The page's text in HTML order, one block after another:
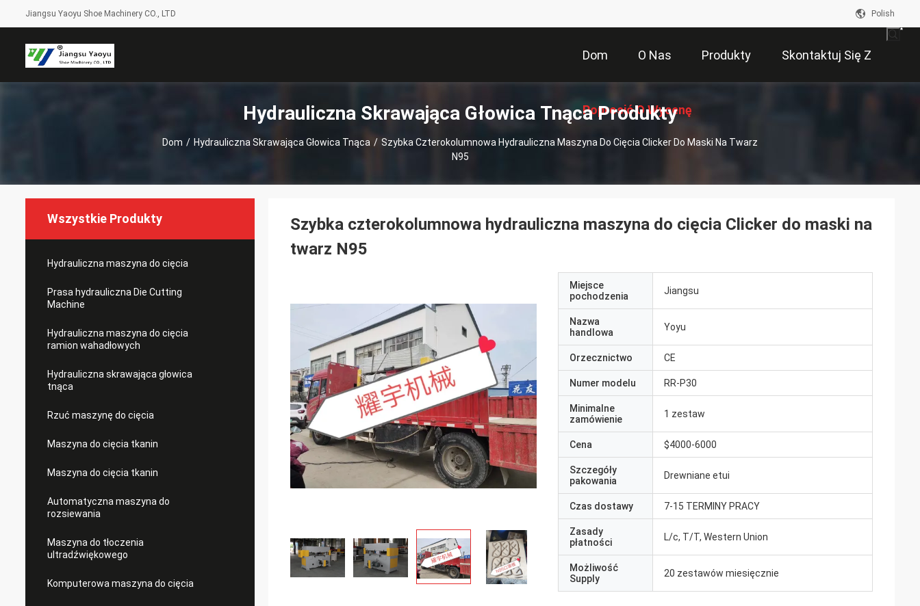
Jiangsu Yaoyu Shoe Machinery CO., LTD Polish
Dom O Nas Produkty Skontaktuj Się Z
Poprosić O Wycenę
Hydrauliczna Skrawająca Głowica Tnąca Produkty
Dom / Hydrauliczna Skrawająca Głowica Tnąca / Szybka Czterokolumnowa Hydrauliczna Maszyna Do Cięcia Clicker Do Maski Na Twarz
N95
Wszystkie Produkty
Hydrauliczna maszyna do cięcia
Prasa hydrauliczna Die Cutting
Machine
Hydrauliczna maszyna do cięcia
ramion wahadłowych
Hydrauliczna skrawająca głowica
tnąca
Rzuć maszynę do cięcia
Maszyna do cięcia tkanin
Maszyna do cięcia tkanin
Automatyczna maszyna do
rozsiewania
Maszyna do tłoczenia
ultradźwiękowego
Komputerowa maszyna do cięcia
Szybka czterokolumnowa hydrauliczna maszyna do cięcia Clicker do maski na
twarz N95
Miejsce
pochodzenia
Jiangsu
Nazwa
handlowa
Yoyu
Orzecznictwo CE
Numer modelu RR-P30
Minimalne
zamówienie
1 zestaw
Cena $4000-6000
Szczegóły
pakowania
Drewniane etui
Czas dostawy 7-15 TERMINY PRACY
Zasady
płatności
L/c, T/T, Western Union
Możliwość
Supply
20 zestawów miesięcznie